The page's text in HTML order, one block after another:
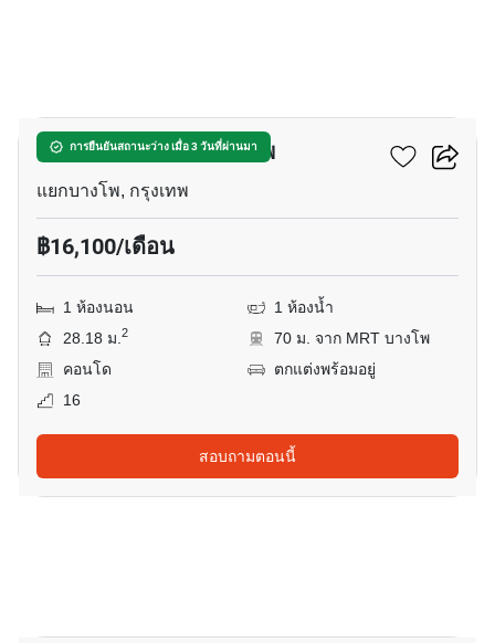
การยืนยันสถานะว่าง เมื่อ 3 วันที่ผ่านมา
โมดิซ คอลเลคชั่น บางโพ
แยกบางโพ, กรุงเทพ
฿16,100/เดือน
1 ห้องนอน
1 ห้องน้ำ
28.18 ม.2
70 ม. จาก MRT บางโพ
คอนโด
ตกแต่งพร้อมอยู่
16
สอบถามตอนนี้